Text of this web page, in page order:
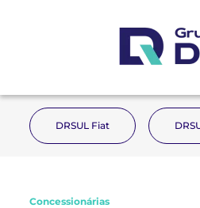
DRSUL Fiat
Concessionárias